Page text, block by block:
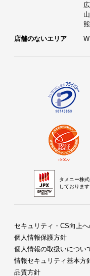
店舗のないエリア
タメニー株
しておりま
セキュリティ・CS向上
個人情報保護方針
個人情報の取扱いについ
情報セキュリティ基本方
品質方針